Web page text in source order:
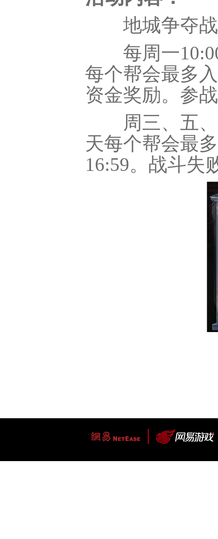
地城争夺战
每周一10:00
每个帮会最多
资金奖励。参
周三、五、
天每个帮会最
16:59。战斗失